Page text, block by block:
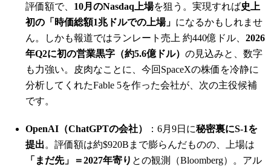
評価額で、 10月のNasdaq上場を狙う。実現すれば史上
初の「時価総額1兆ドルでの上場」 になるかもしれませ
ん。しかも報道ではランレート売上 約440億ドル、 2026
年Q2に初の営業黒字（約5.6億ドル） の見込みと、数字
も力強い。皮肉なことに、今回SpaceXの株価を冷静に
分析してくれたFable 5を作った会社が、次の主役候補
です。
OpenAI（ChatGPTの会社） ：6月9日に秘密裏にS-1を
提出。評価額は約$920Bまで膨らんだものの、上場は
「まだ先」＝2027年寄り との観測（Bloomberg）。アル